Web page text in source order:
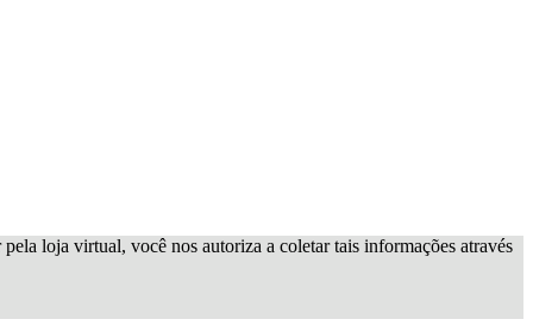
loja virtual, você nos autoriza a coletar tais informações através